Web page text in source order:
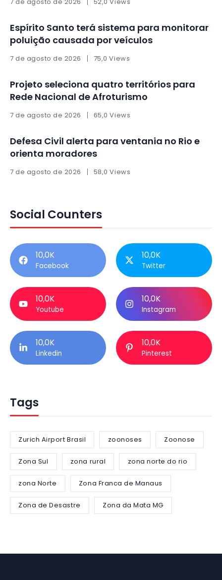
Espírito Santo terá sistema para monitorar
poluição causada por veículos
7 de agosto de 2026 75,0 Views
Projeto seleciona quatro territórios para
Rede Nacional de Afroturismo
7 de agosto de 2026 65,0 Views
Defesa Civil alerta para ventania no Rio e
orienta moradores
7 de agosto de 2026 58,0 Views
Social Counters
10,0K
Facebook
10,0K
Twitter
10,0K
Youtube
10,0K
Instagram
10,0K
Linkedin
10,0K
Pinterest
Tags
Zurich Airport Brasil zoonoses Zoonose
Zona Sul zona rural zona norte do rio
zona Norte Zona Franca de Manaus
Zona de Desastre Zona da Mata MG